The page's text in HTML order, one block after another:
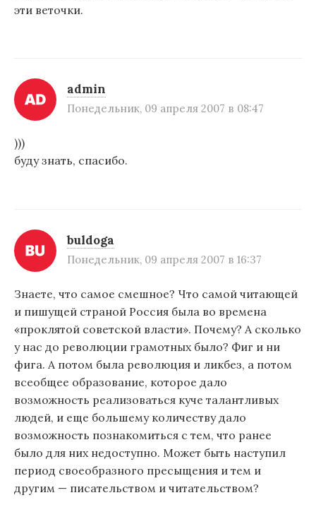
эти веточки.
admin
Понедельник, 09 апреля 2007 в 08:47
)))
буду знать, спасибо.
buldoga
Понедельник, 09 апреля 2007 в 16:37
Знаете, что самое смешное? Что самой читающей
и пишущей страной Россия была во времена
«проклятой советской власти». Почему? А сколько
у нас до революции грамотных было? Фиг и ни
фига. А потом была революция и ликбез, а потом
всеобщее образование, которое дало
возможность реализоваться куче талантливых
людей, и еще большему количеству дало
возможность познакомиться с тем, что ранее
было для них недоступно. Может быть наступил
период своеобразного пресыщения и тем и
другим — писательством и читательством?